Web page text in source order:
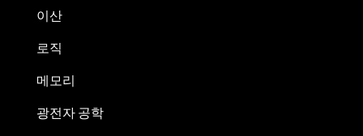
이산
로직
메모리
광전자 공학